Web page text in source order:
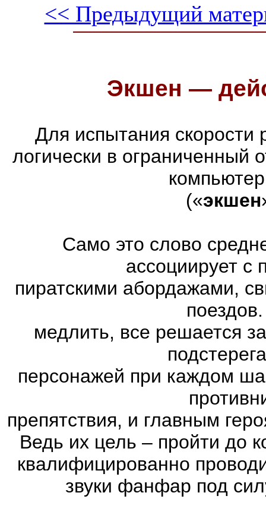
<< Предыдущий
Экшен —
Для испытания скорости
логически в ограниченный
(«экшен
Само это слово
ассоциирует с
пиратскими абордажами,
медлить, все решается
персонажей при каждом
препятствия, и главным
Ведь их цель – пройти до
квалифицированно
звуки фанфар под